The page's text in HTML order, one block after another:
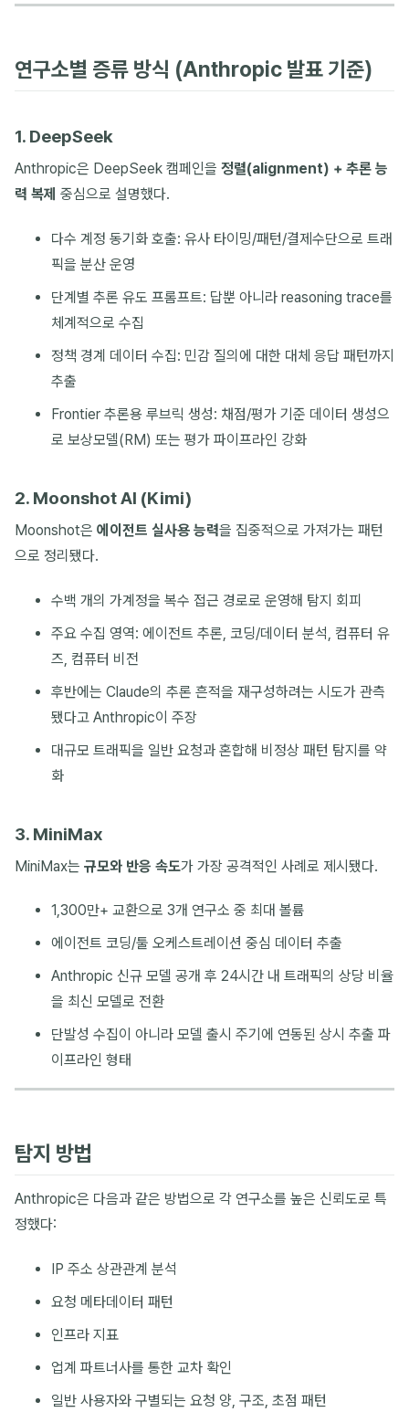
연구소별 증류 방식 (Anthropic 발표 기준)
1. DeepSeek
Anthropic은 DeepSeek 캠페인을 정렬(alignment) + 추론 능
력 복제 중심으로 설명했다.
다수 계정 동기화 호출: 유사 타이밍/패턴/결제수단으로 트래
픽을 분산 운영
단계별 추론 유도 프롬프트: 답뿐 아니라 reasoning trace를
체계적으로 수집
정책 경계 데이터 수집: 민감 질의에 대한 대체 응답 패턴까지
추출
Frontier 추론용 루브릭 생성: 채점/평가 기준 데이터 생성으
로 보상모델(RM) 또는 평가 파이프라인 강화
2. Moonshot AI (Kimi)
Moonshot은 에이전트 실사용 능력을 집중적으로 가져가는 패턴
으로 정리됐다.
수백 개의 가계정을 복수 접근 경로로 운영해 탐지 회피
주요 수집 영역: 에이전트 추론, 코딩/데이터 분석, 컴퓨터 유
즈, 컴퓨터 비전
후반에는 Claude의 추론 흔적을 재구성하려는 시도가 관측
됐다고 Anthropic이 주장
대규모 트래픽을 일반 요청과 혼합해 비정상 패턴 탐지를 약
화
3. MiniMax
MiniMax는 규모와 반응 속도가 가장 공격적인 사례로 제시됐다.
1,300만+ 교환으로 3개 연구소 중 최대 볼륨
에이전트 코딩/툴 오케스트레이션 중심 데이터 추출
Anthropic 신규 모델 공개 후 24시간 내 트래픽의 상당 비율
을 최신 모델로 전환
단발성 수집이 아니라 모델 출시 주기에 연동된 상시 추출 파
이프라인 형태
탐지 방법
Anthropic은 다음과 같은 방법으로 각 연구소를 높은 신뢰도로 특
정했다:
IP 주소 상관관계 분석
요청 메타데이터 패턴
인프라 지표
업계 파트너사를 통한 교차 확인
일반 사용자와 구별되는 요청 양, 구조, 초점 패턴